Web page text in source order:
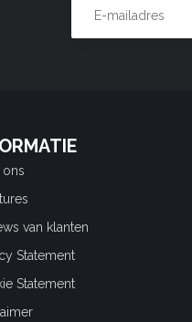
ons
van klanten
Statement
Statement